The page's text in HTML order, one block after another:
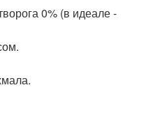
0% (в идеале -